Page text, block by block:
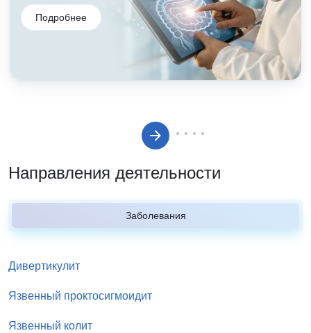
Подробнее
Направления деятельности
Заболевания
Дивертикулит
Язвенный проктосигмоидит
Язвенный колит